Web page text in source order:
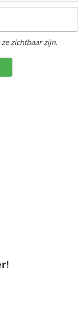
zichtbaar zijn.